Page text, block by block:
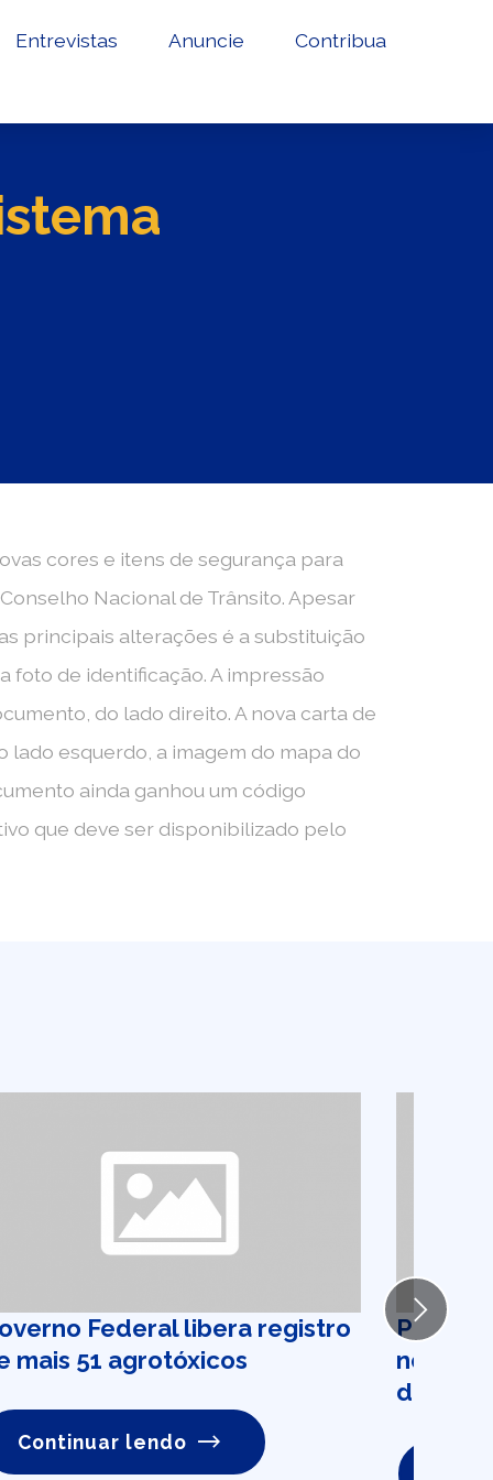
Entrevistas Anuncie Contribua
cores e itens de segurança para
Nacional de Trânsito. Apesar
principais alterações é a substituição
foto de identificação. A impressão
do lado direito. A nova carta de
esquerdo, a imagem do mapa do
ainda ganhou um código
que deve ser disponibilizado pelo
Federal libera registro
mais 51 agrotóxicos
Continuar lendo
Prova
no
de 620
Next